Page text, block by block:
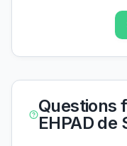
Questions
EHPAD